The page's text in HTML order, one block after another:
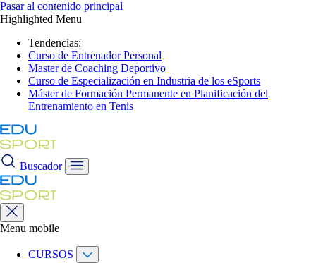
Pasar al contenido principal
Highlighted Menu
Tendencias:
Curso de Entrenador Personal
Master de Coaching Deportivo
Curso de Especialización en Industria de los eSports
Máster de Formación Permanente en Planificación del
Entrenamiento en Tenis
Buscador
Menu mobile
CURSOS